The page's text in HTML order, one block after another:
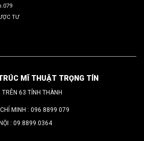
TƯ
MĨ THUẬT TRỌNG TÍN
63 TỈNH THÀNH
MINH : 096 8899 079
: 09.8899.0364